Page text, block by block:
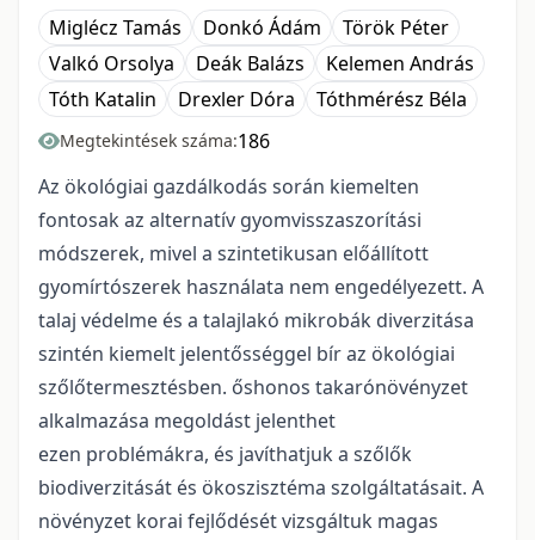
Miglécz Tamás Donkó Ádám
Török Péter
Valkó Orsolya
Deák Balázs
Kelemen András
Tóth Katalin
Drexler Dóra Tóthmérész Béla
Megtekintések száma:186
Az ökológiai gazdálkodás során kiemelten
fontosak az alternatív gyomvisszaszorítási
módszerek, mivel a szintetikusan előállított
gyomírtószerek használata nem engedélyezett. A
talaj védelme és a talajlakó mikrobák diverzitása
szintén kiemelt jelentősséggel bír az ökológiai
szőlőtermesztésben. őshonos takarónövényzet
alkalmazása megoldást jelenthet
ezen problémákra, és javíthatjuk a szőlők
biodiverzitását és ökoszisztéma szolgáltatásait. A
növényzet korai fejlődését vizsgáltuk magas